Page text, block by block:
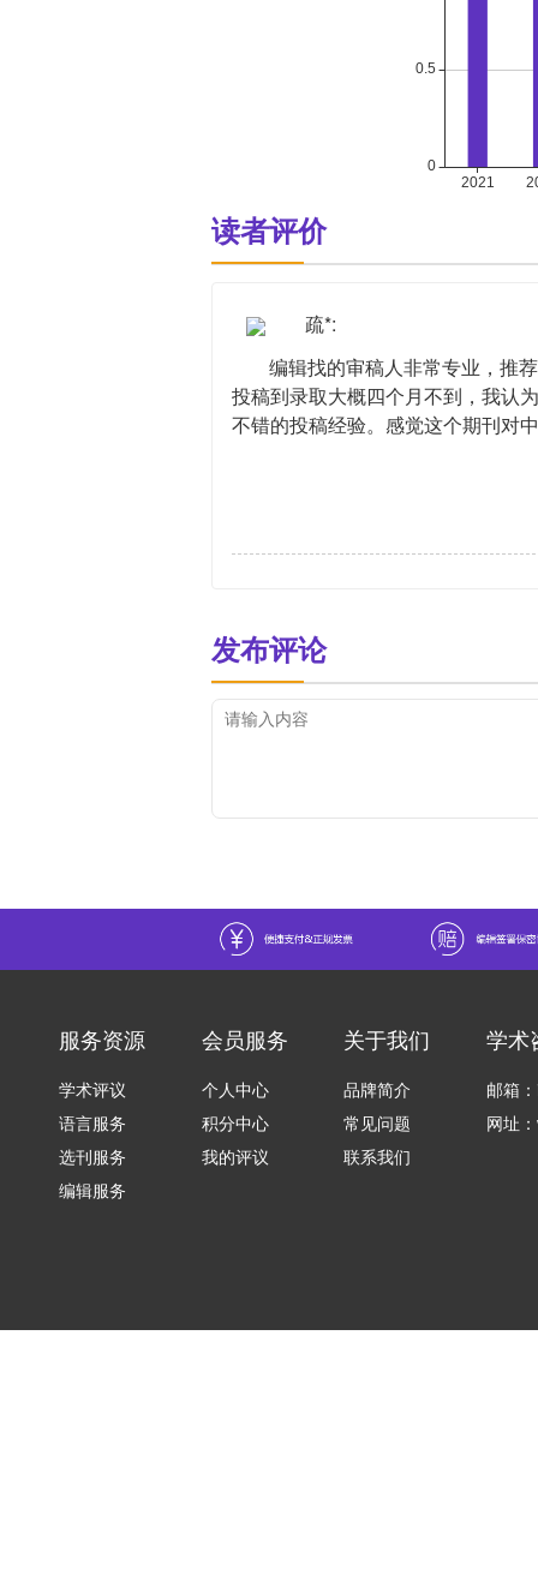
读者评价
疏*:
编辑找的审稿人非常专业，推
投稿到录取大概四个月不到，我认
不错的投稿经验。感觉这个期刊对
发布评论
服务资源
学术评议
语言服务
选刊服务
编辑服务
会员服务
个人中心
积分中心
我的评议
关于我们
品牌简介
常见问题
联系我们
学术
邮箱
网址